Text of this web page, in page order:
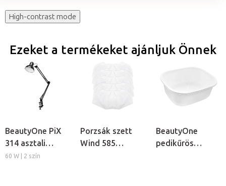
High-contrast mode
Ezeket a termékeket ajánljuk Önnek
BeautyOne PiX
314 asztali
lámpa
60 W | 2 szín
Porzsák szett
Wind 585
BeautyOne
pedikűrös